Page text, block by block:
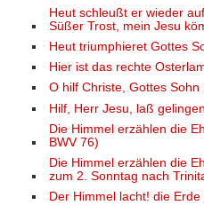
Heut schleußt er wieder
Süßer Trost, mein Jesu
Heut triumphieret Gottes
Hier ist das rechte
O hilf Christe, Gottes
Hilf, Herr Jesu, laß
Die Himmel erzählen die
BWV 76)
Die Himmel erzählen die
zum 2. Sonntag nach
Der Himmel lacht! die